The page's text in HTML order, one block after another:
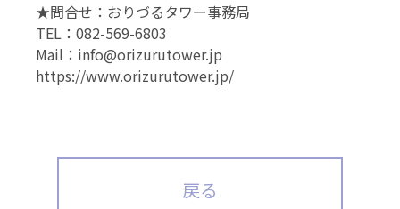
★問合せ：おりづるタワー事務局
TEL：082-569-6803
Mail：info@orizurutower.jp
https://www.orizurutower.jp/
戻る